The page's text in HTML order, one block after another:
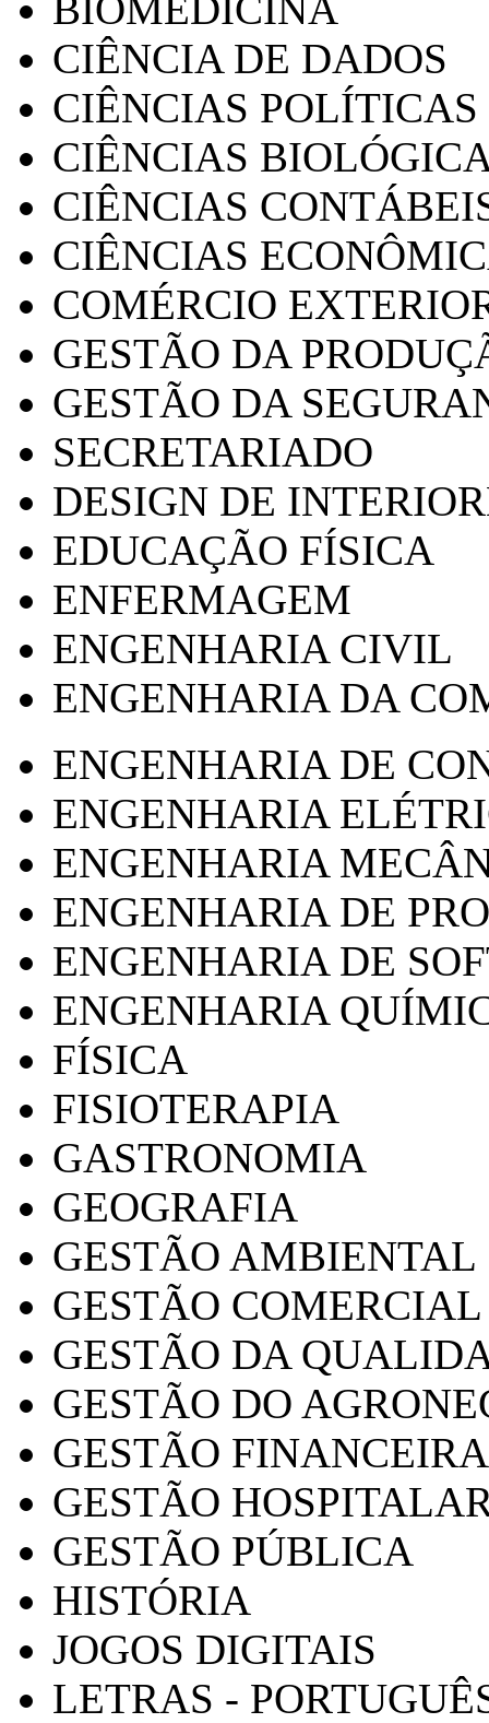
CIÊNCIA DE DADOS
CIÊNCIAS POLÍTICAS
CIÊNCIAS
CIÊNCIAS
CIÊNCIAS
COMÉRCIO
GESTÃO DA
GESTÃO DA
SECRETARIADO
DESIGN DE
EDUCAÇÃO FÍSICA
ENFERMAGEM
ENGENHARIA CIVIL
ENGENHARIA DA
ENGENHARIA DE
ENGENHARIA
ENGENHARIA
ENGENHARIA DE
ENGENHARIA DE
ENGENHARIA
FÍSICA
FISIOTERAPIA
GASTRONOMIA
GEOGRAFIA
GESTÃO AMBIENTAL
GESTÃO COMERCIAL
GESTÃO DA
GESTÃO DO
GESTÃO FINANCEIRA
GESTÃO
GESTÃO PÚBLICA
HISTÓRIA
JOGOS DIGITAIS
LETRAS -